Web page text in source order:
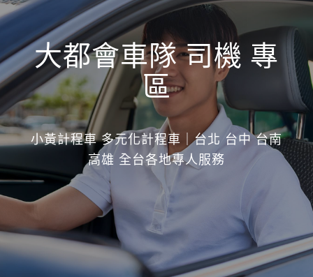
大都會車隊 司機 專
區
小黃計程車 多元化計程車｜台北 台中 台南
高雄 全台各地專人服務